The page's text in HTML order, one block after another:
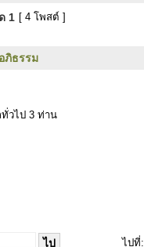
1 [ 4 โพสต์ ]
ภิธรรม
วไป 3 ท่าน
ไปที่: